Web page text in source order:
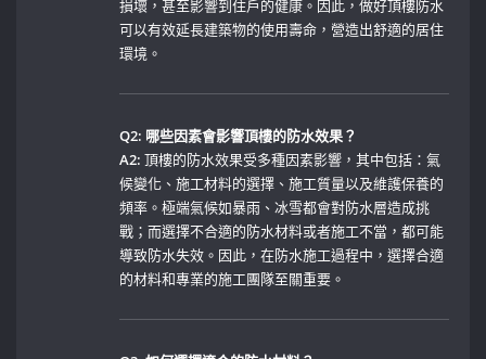
損壞，甚至影響到住戶的健康。因此，做好頂樓防水
可以有效延長建築物的使用壽命，營造出舒適的居住
環境。
Q2: 哪些因素會影響頂樓的防水效果？
A2: ⁢頂樓的防水效果受多種因素影響，其中包括：氣
候變化、施工材料的選擇、施工質量以及維護保養的
頻率。極端氣候如暴雨、冰雪都會對防水層造成挑
戰；而選擇不合適的防水材料或者施工不當，都可能
導致防水失效。因此，在防水施工過程中，選擇合適
的材料和專業的施工團隊至關重要。